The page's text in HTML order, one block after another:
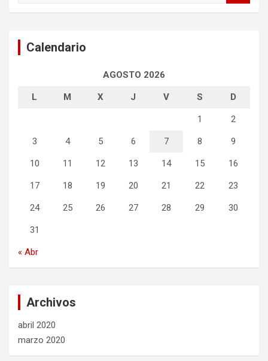
Calendario
AGOSTO 2026
L M X J V S D
1 2
3 4 5 6 7 8 9
10 11 12 13 14 15 16
17 18 19 20 21 22 23
24 25 26 27 28 29 30
31
« Abr
Archivos
abril 2020
marzo 2020